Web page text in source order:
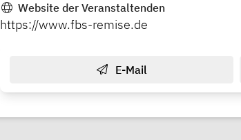
Website der Veranstaltenden
https://www.fbs-remise.de
E-Mail